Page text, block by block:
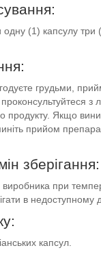
(1) капсулу три
грудьми,
з
продукту. Якщо
прийом
зберігання:
виробника при
в недоступному
капсул.